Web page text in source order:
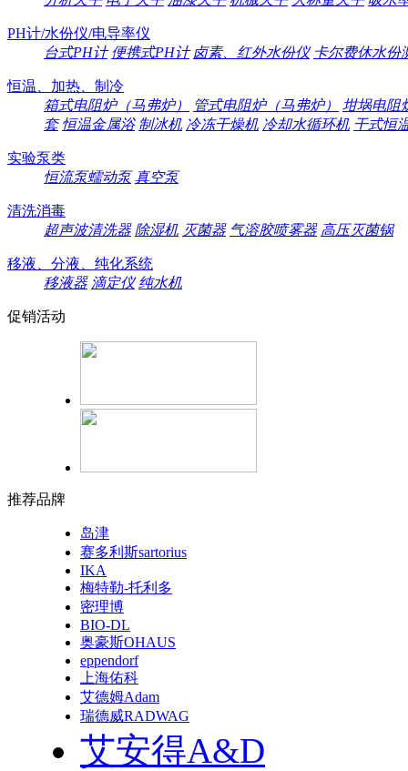
PH计/水份仪/电导率仪
台式PH计 便携式PH计 卤素、红外水份仪 卡尔费休水份
恒温、加热、制冷
箱式电阻炉（马弗炉）
管式电阻炉（马弗炉）
坩埚电阻
套 恒温金属浴 制冰机 冷冻干燥机 冷却水循环机 干式恒
实验泵类
恒流泵蠕动泵 真空泵
清洗消毒
超声波清洗器 除湿机 灭菌器 气溶胶喷雾器 高压灭菌锅
移液、分液、纯化系统
移液器 滴定仪 纯水机
促销活动
推荐品牌
岛津
赛多利斯sartorius
IKA
梅特勒-托利多
密理博
BIO-DL
奥豪斯OHAUS
eppendorf
上海佑科
艾德姆Adam
瑞德威RADWAG
艾安得A&D